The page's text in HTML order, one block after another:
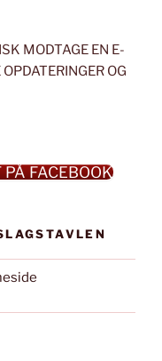
MODTAGE EN E-
OG
FACEBOOK